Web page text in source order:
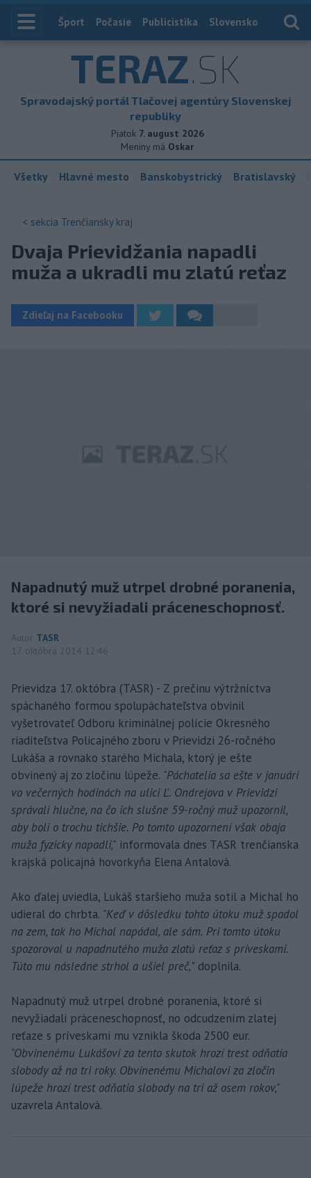
Index
Šport Počasie Publicistika Slovensko
TERAZ.SK
Spravodajský portál Tlačovej agentúry Slovenskej
republiky
Piatok 7. august 2026
Meniny má Oskar
Všetky Hlavné mesto Banskobystrický Bratislavský
< sekcia Trenčiansky kraj
Dvaja Prievidžania napadli
muža a ukradli mu zlatú reťaz
Zdieľaj na Facebooku
Napadnutý muž utrpel drobné poranenia,
ktoré si nevyžiadali práceneschopnosť.
Autor TASR
17. októbra 2014 12:46
Prievidza 17. októbra (TASR) - Z prečinu výtržníctva
spáchaného formou spolupáchateľstva obvinil
vyšetrovateľ Odboru kriminálnej polície Okresného
riaditeľstva Policajného zboru v Prievidzi 26-ročného
Lukáša a rovnako starého Michala, ktorý je ešte
obvinený aj zo zločinu lúpeže. "Páchatelia sa ešte v januári
vo večerných hodinách na ulici Ľ. Ondrejova v Prievidzi
správali hlučne, na čo ich slušne 59-ročný muž upozornil,
aby boli o trochu tichšie. Po tomto upozornení však obaja
muža fyzicky napadli," informovala dnes TASR trenčianska
krajská policajná hovorkyňa Elena Antalová.
Ako ďalej uviedla, Lukáš staršieho muža sotil a Michal ho
udieral do chrbta. "Keď v dôsledku tohto útoku muž spadol
na zem, tak ho Michal napádal, ale sám. Pri tomto útoku
spozoroval u napadnutého muža zlatú reťaz s príveskami.
Túto mu následne strhol a ušiel preč," doplnila.
Napadnutý muž utrpel drobné poranenia, ktoré si
nevyžiadali práceneschopnosť, no odcudzením zlatej
reťaze s príveskami mu vznikla škoda 2500 eur.
"Obvinenému Lukášovi za tento skutok hrozí trest odňatia
slobody až na tri roky. Obvinenému Michalovi za zločin
lúpeže hrozí trest odňatia slobody na tri až osem rokov,"
uzavrela Antalová.